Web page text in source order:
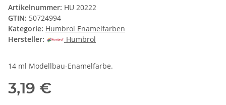
Artikelnummer: HU 20222
GTIN: 50724994
Kategorie: Humbrol Enamelfarben
Hersteller:
Humbrol
14 ml Modellbau-Enamelfarbe.
3,19 €